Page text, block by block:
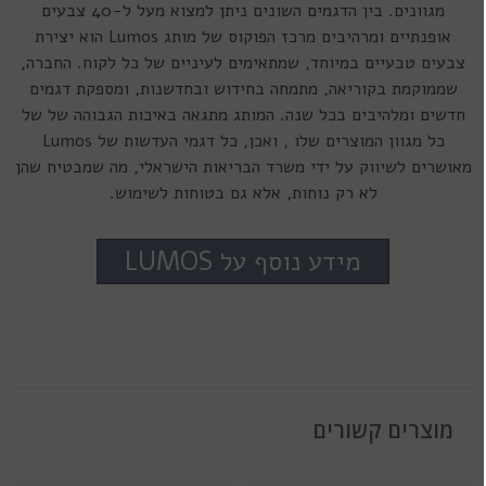
מגוונים. בין הדגמים השונים ניתן למצוא מעל ל-40 צבעים
אופנתיים ומרהיבים מרכז הפוקוס של מותג Lumos הוא יצירת
צבעים טבעיים במיוחד, שמתאימים לעיניים של כל לקוח. החברה,
שממוקמת בקוריאה, מתמחה בחידוש ובחדשנות, ומספקת דגמים
חדשים ומלהיבים בכל שנה. המותג מתגאה באיכות הגבוהה של של
כל מגוון המוצרים שלו , ואכן, כל דגמי העדשות של Lumos
מאושרים לשיווק על ידי משרד הבריאות הישראלי, מה שמבטיח שהן
לא רק נוחות, אלא גם בטוחות לשימוש.
מידע נוסף על LUMOS
מוצרים קשורים